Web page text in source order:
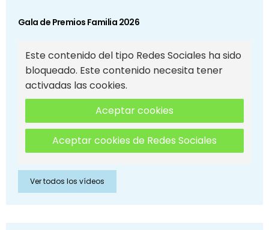
Gala de Premios Familia 2026
Este contenido del tipo Redes Sociales ha sido
bloqueado. Este contenido necesita tener
activadas las cookies.
Aceptar cookies
Aceptar cookies de Redes Sociales
Ver todos los vídeos